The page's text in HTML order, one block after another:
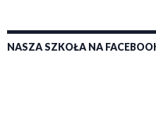
NASZA SZKOŁA NA